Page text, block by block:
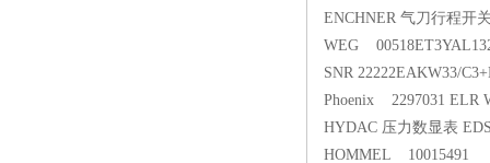
ENCHNER 气刀行程开
WEG
SNR 22222EAKW33/
Phoenix 2297031 ELR
HYDAC 压力数显表
HOMMEL 10015491